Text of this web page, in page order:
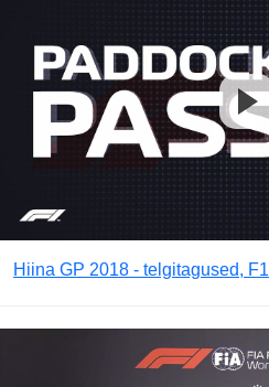
Hiina GP 2018 - telgitagused, F1